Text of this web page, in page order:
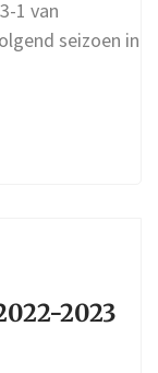
1 van
seizoen in
2023